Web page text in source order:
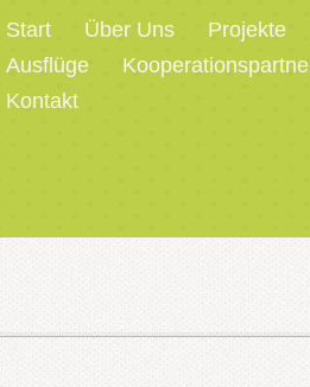
Start Über Uns Projekte
Ausflüge
Kontakt